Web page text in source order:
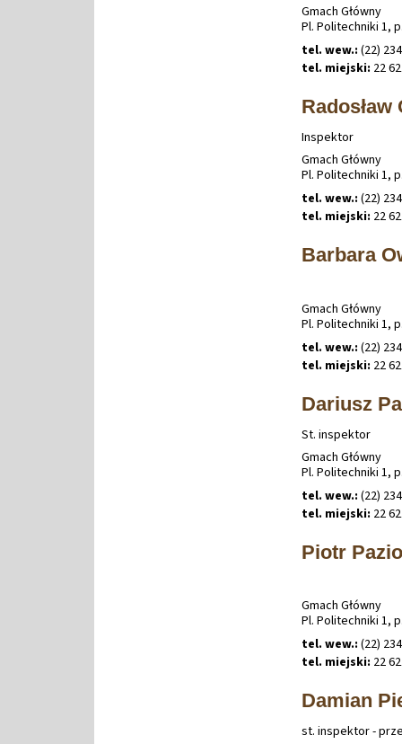
Gmach Główny
Pl. Politechniki 1,
tel. wew.: (22)
tel. miejski: 22
Radosław
Inspektor
Gmach Główny
Pl. Politechniki 1,
tel. wew.: (22)
tel. miejski: 22
Barbara
Gmach Główny
Pl. Politechniki 1,
tel. wew.: (22)
tel. miejski: 22
Dariusz
St. inspektor
Gmach Główny
Pl. Politechniki 1,
tel. wew.: (22)
tel. miejski: 22
Piotr Pazio
Gmach Główny
Pl. Politechniki 1,
tel. wew.: (22)
tel. miejski: 22
Damian
st. inspektor -